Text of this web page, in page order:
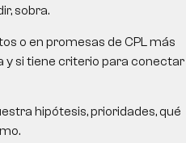
sobra.
o en promesas de CPL más
y si tiene criterio para conectar
hipótesis, prioridades, qué